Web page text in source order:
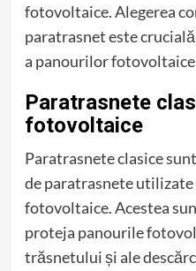
fotovoltaice. Alegerea
paratrasnet este
a panourilor
Paratrasnete
fotovoltaice
Paratrasnete clasice
de paratrasnete
fotovoltaice. Acestea
proteja panourile
trăsnetului și ale